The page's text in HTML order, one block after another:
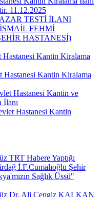
11.12.2025
TESTİ İLANI
FEHMİ
HASTANESİ)
Hastanesi Kantin Kiralama
Hastanesi Kantin Kiralama
Hastanesi Kantin ve
İlanı
Hastanesi Kantin
TRT Habere Yaptığı
İ.F.Cumalıoğlu Şehir
Sağlık Üssü"
Dr. Ali Cengiz KALKAN